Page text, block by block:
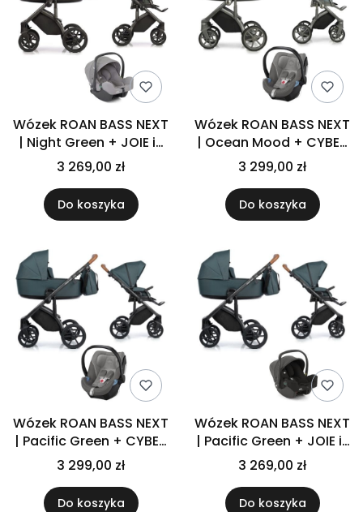
Wózek ROAN BASS NEXT
| Night Green + JOIE i-
SNUG 2 | Gray Flannel
3 269,00 zł
Do koszyka
Wózek ROAN BASS NEXT
| Ocean Mood + CYBEX
ATON 5 | Soho Grey
3 299,00 zł
Do koszyka
Wózek ROAN BASS NEXT
| Pacific Green + CYBEX
ATON 5 | Soho Grey
3 299,00 zł
Do koszyka
Wózek ROAN BASS NEXT
| Pacific Green + JOIE i-
SNUG 2 | Coal
3 269,00 zł
Do koszyka